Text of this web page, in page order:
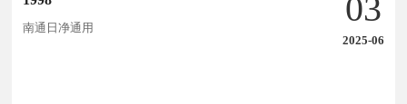
南通日净通用 03
2025-06